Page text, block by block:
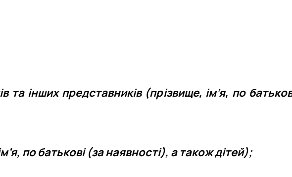
та інших представників (прізвище, ім’я, по
по батькові (за наявності), а також дітей);